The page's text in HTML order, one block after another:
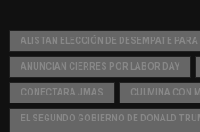
ALISTAN ELECCIÓN DE DESEMPATE
ANUNCIAN CIERRES POR LABOR DAY
CONECTARÁ JMAS CULMINA CON
EL SEGUNDO GOBIERNO DE DONALD